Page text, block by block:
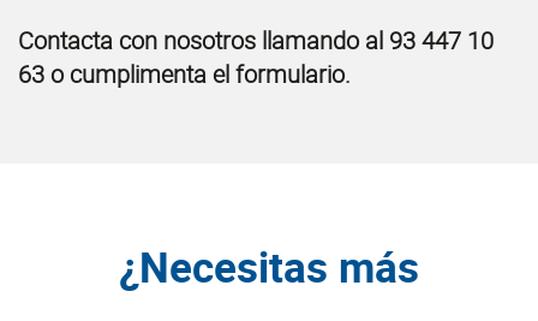
Contacta con nosotros llamando al 93 447 10
63 o cumplimenta el formulario.
¿Necesitas más